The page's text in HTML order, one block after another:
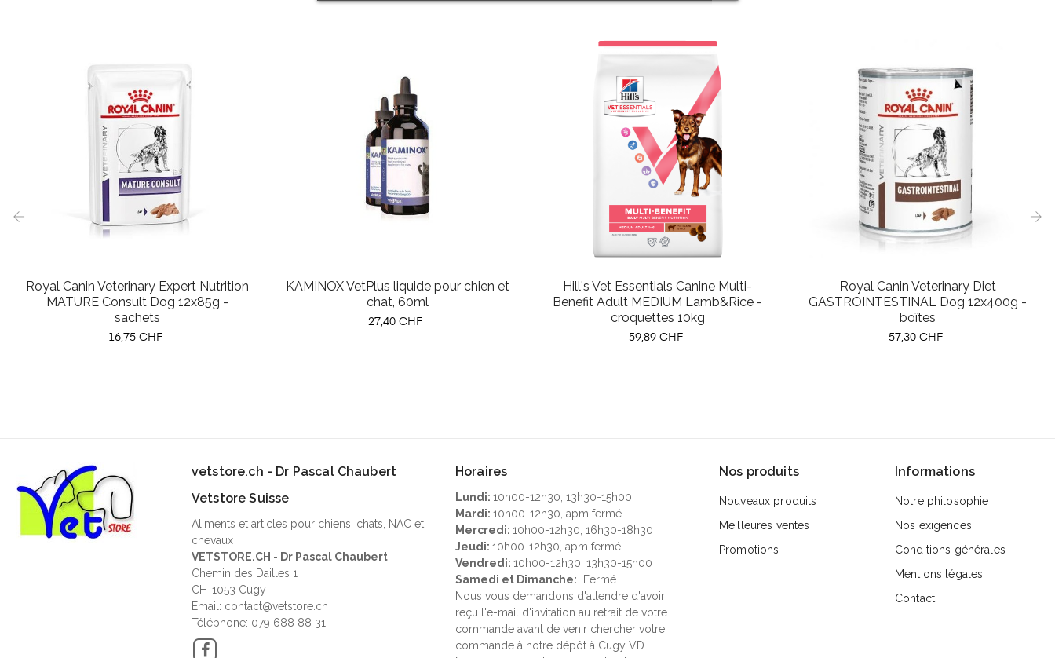
Royal Canin Veterinary Expert Nutrition
MATURE Consult Dog 12x85g -
sachets
Prix
16,75 CHF
KAMINOX VetPlus liquide pour chien et
chat, 60ml
Prix
27,40 CHF
Hill's Vet Essentials Canine Multi-
Benefit Adult MEDIUM Lamb&Rice -
croquettes 10kg
Prix
59,89 CHF
Royal Canin Veterinary Diet
GASTROINTESTINAL Dog 12x400g -
boîtes
Prix
57,30 CHF
vetstore.ch - Dr Pascal Chaubert
Vetstore Suisse
Aliments et articles pour chiens, chats, NAC et
chevaux
VETSTORE.CH - Dr Pascal Chaubert
Chemin des Dailles 1
CH-1053 Cugy
Email: contact@vetstore.ch
Téléphone: 079 688 88 31
Horaires
Lundi: 10h00-12h30, 13h30-15h00
Mardi: 10h00-12h30, apm fermé
Mercredi: 10h00-12h30, 16h30-18h30
Jeudi: 10h00-12h30, apm fermé
Vendredi: 10h00-12h30, 13h30-15h00
Samedi et Dimanche: Fermé
Nous vous demandons d'attendre d'avoir
reçu l'e-mail d'invitation au retrait de votre
commande avant de venir chercher votre
commande à notre dépôt à Cugy VD.
Nos produits
Nouveaux produits
Meilleures ventes
Promotions
Informations
Notre philosophie
Nos exigences
Conditions générales
Mentions légales
Contact